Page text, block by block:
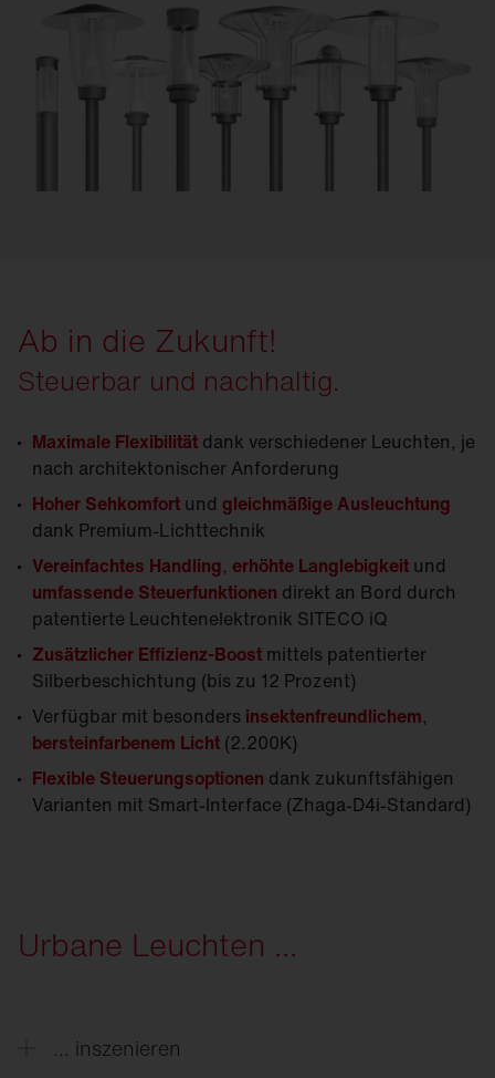
Ab in die Zukunft!
Steuerbar und nachhaltig.
Maximale Flexibilität dank verschiedener Leuchten, je
nach architektonischer Anforderung
Hoher Sehkomfort und gleichmäßige Ausleuchtung
dank Premium-Lichttechnik
Vereinfachtes Handling, erhöhte Langlebigkeit und
umfassende Steuerfunktionen direkt an Bord durch
patentierte Leuchtenelektronik SITECO iQ
Zusätzlicher Effizienz-Boost mittels patentierter
Silberbeschichtung (bis zu 12 Prozent)
Verfügbar mit besonders insektenfreundlichem,
bersteinfarbenem Licht (2.200K)
Flexible Steuerungsoptionen dank zukunftsfähigen
Varianten mit Smart-Interface (Zhaga-D4i-Standard)
Urbane Leuchten ...
... inszenieren